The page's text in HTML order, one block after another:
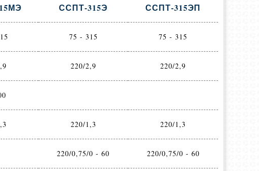
ССПТ-315Э ССПТ-315ЭП
75 - 315 75 - 315
220/2,9 220/2,9
220/1,3 220/1,3
220/0,75/0 - 60 220/0,75/0 - 60